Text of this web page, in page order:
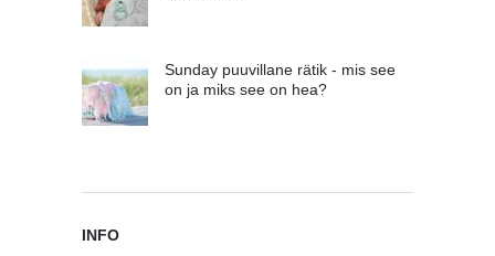
Sunday puuvillane rätik - mis see
on ja miks see on hea?
INFO